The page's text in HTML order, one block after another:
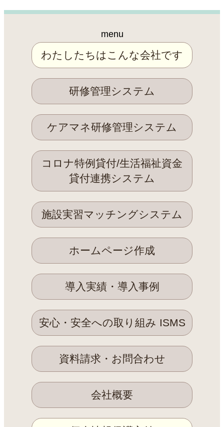
menu
わたしたちはこんな会社です
研修管理システム
ケアマネ研修管理システム
コロナ特例貸付/生活福祉資金
貸付連携システム
施設実習マッチングシステム
ホームページ作成
導入実績・導入事例
安心・安全への取り組み ISMS
資料請求・お問合わせ
会社概要